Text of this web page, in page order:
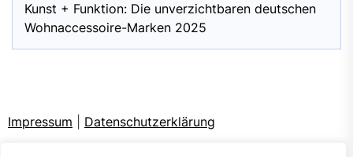
Kunst + Funktion: Die unverzichtbaren deutschen
Wohnaccessoire-Marken 2025
Impressum Datenschutzerklärung